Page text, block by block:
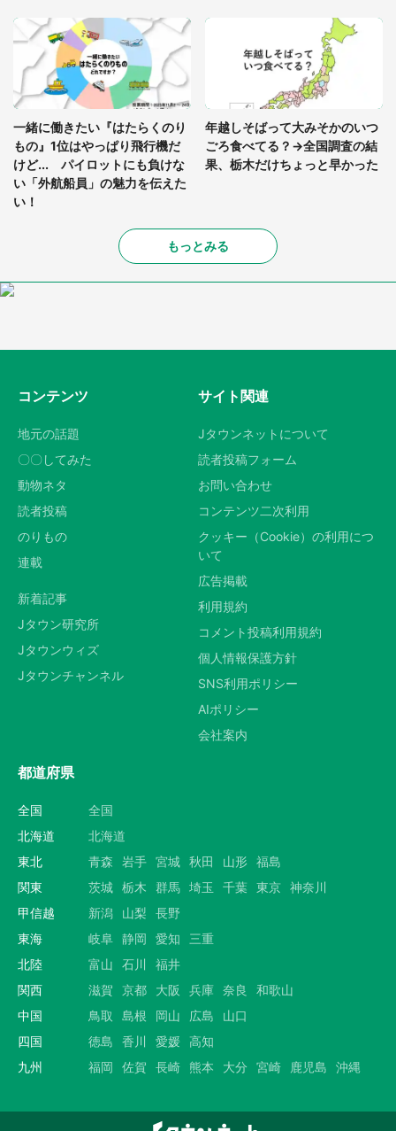
一緒に働きたい『はたらくのり
もの』1位はやっぱり飛行機だ
けど... パイロットにも負けな
い「外航船員」の魅力を伝えた
い！
年越しそばって大みそかのいつ
ごろ食べてる？→全国調査の結
果、栃木だけちょっと早かった
もっとみる
コンテンツ
地元の話題
〇〇してみた
動物ネタ
読者投稿
のりもの
連載
新着記事
Jタウン研究所
Jタウンウィズ
Jタウンチャンネル
サイト関連
Jタウンネットについて
読者投稿フォーム
お問い合わせ
コンテンツ二次利用
クッキー（Cookie）の利用につ
いて
広告掲載
利用規約
コメント投稿利用規約
個人情報保護方針
SNS利用ポリシー
AIポリシー
会社案内
都道府県
全国
全国
北海道
北海道
東北
青森 岩手 宮城 秋田 山形 福島
関東
茨城 栃木 群馬 埼玉 千葉 東京 神奈川
甲信越
新潟 山梨
長野
東海
岐阜 静岡 愛知
三重
北陸
富山 石川
福井
関西
滋賀 京都 大阪 兵庫 奈良
和歌山
中国
鳥取 島根 岡山 広島
山口
四国
徳島 香川 愛媛 高知
九州
福岡 佐賀 長崎 熊本 大分 宮崎 鹿児島 沖縄